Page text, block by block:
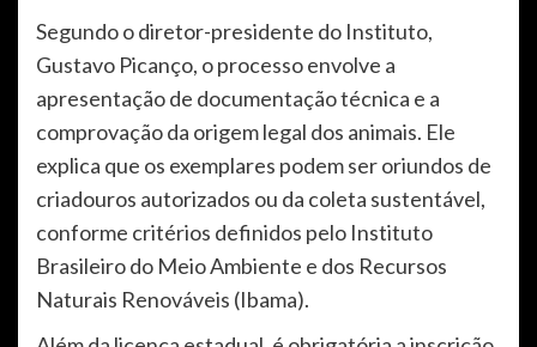
Segundo o diretor-presidente do Instituto,
Gustavo Picanço, o processo envolve a
apresentação de documentação técnica e a
comprovação da origem legal dos animais. Ele
explica que os exemplares podem ser oriundos de
criadouros autorizados ou da coleta sustentável,
conforme critérios definidos pelo Instituto
Brasileiro do Meio Ambiente e dos Recursos
Naturais Renováveis (Ibama).